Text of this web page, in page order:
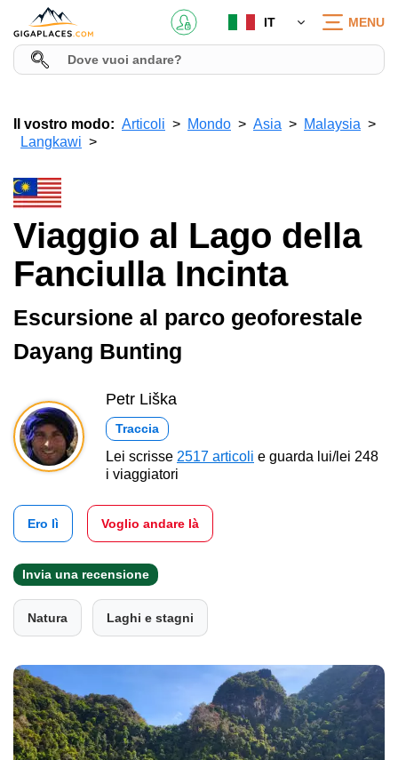
IT MENU
Il vostro modo: Articoli Mondo Asia
Malaysia
Langkawi
Viaggio al Lago della
Fanciulla Incinta
Escursione al parco geoforestale
Dayang Bunting
Petr Liška
Traccia
Lei scrisse 2517 articoli e guarda lui/lei 248
i viaggiatori
Ero lì Voglio andare là
Invia una recensione
Natura Laghi e stagni